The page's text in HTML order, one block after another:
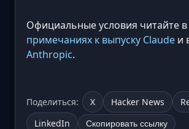
Официальные условия читайте в
примечаниях к выпуску Claude и
Anthropic.
Поделиться: X Hacker News
LinkedIn
Скопировать ссылку